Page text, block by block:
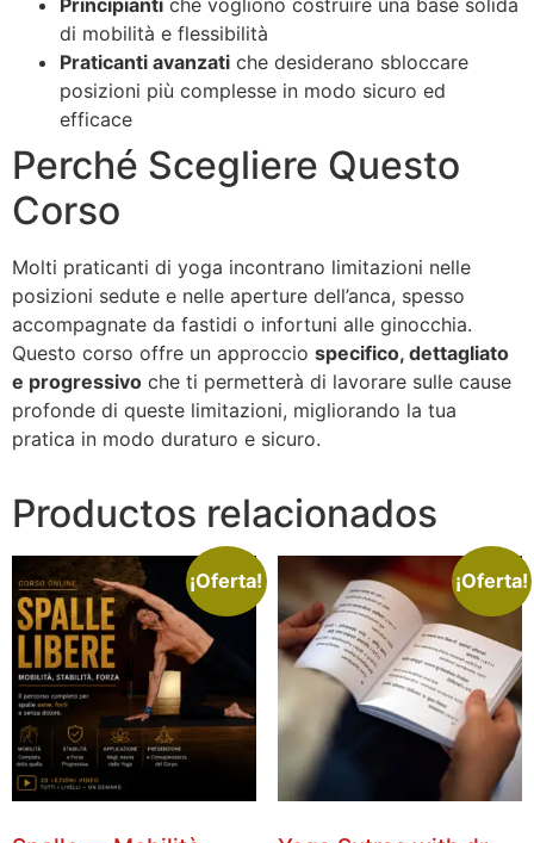
Principianti che vogliono costruire una base solida
di mobilità e flessibilità
Praticanti avanzati che desiderano sbloccare
posizioni più complesse in modo sicuro ed
efficace
Perché Scegliere Questo
Corso
Molti praticanti di yoga incontrano limitazioni nelle
posizioni sedute e nelle aperture dell’anca, spesso
accompagnate da fastidi o infortuni alle ginocchia.
Questo corso offre un approccio specifico, dettagliato
e progressivo che ti permetterà di lavorare sulle cause
profonde di queste limitazioni, migliorando la tua
pratica in modo duraturo e sicuro.
Productos relacionados
¡Oferta! ¡Oferta!